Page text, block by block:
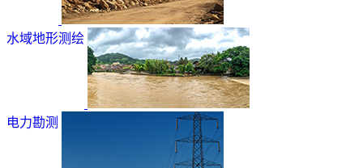
水域地形测绘
电力勘测